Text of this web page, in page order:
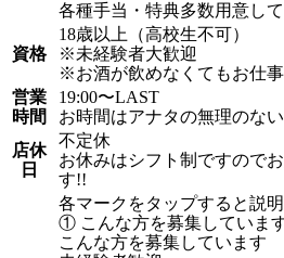
各種手当・特典多数用意し
資格
18歳以上（高校生不可）
※未経験者大歓迎
※お酒が飲めなくてもお仕事
営業
時間
19:00〜LAST
お時間はアナタの無理のな
店休
日
不定休
お休みはシフト制ですので
す!!
各マークをタップすると説
① こんな方を募集していま
こんな方を募集しています